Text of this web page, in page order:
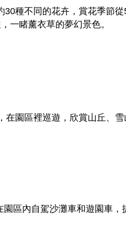
種不同的花卉，賞花季節
一睹薰衣草的夢幻景色。
園區裡巡遊，欣賞山丘、
區內自駕沙灘車和遊園車，